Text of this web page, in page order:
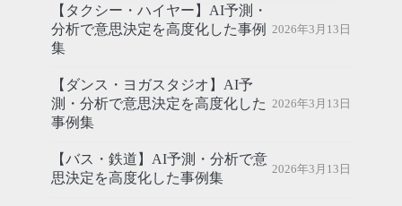
【タクシー・ハイヤー】AI予測・
分析で意思決定を高度化した事例
集
2026年3月13日
【ダンス・ヨガスタジオ】AI予
測・分析で意思決定を高度化した
事例集
2026年3月13日
【バス・鉄道】AI予測・分析で意
思決定を高度化した事例集
2026年3月13日